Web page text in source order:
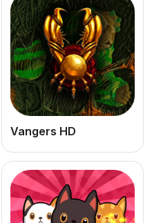
Vangers HD